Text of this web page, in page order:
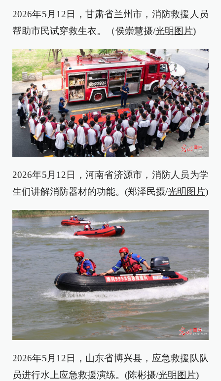
2026年5月12日，甘肃省兰州市，消防救援人员
帮助市民试穿救生衣。（侯崇慧摄/光明图片)
2026年5月12日，河南省济源市，消防人员为学
生们讲解消防器材的功能。(郑泽民摄/光明图片)
2026年5月12日，山东省博兴县，应急救援队队
员进行水上应急救援演练。(陈彬摄/光明图片)